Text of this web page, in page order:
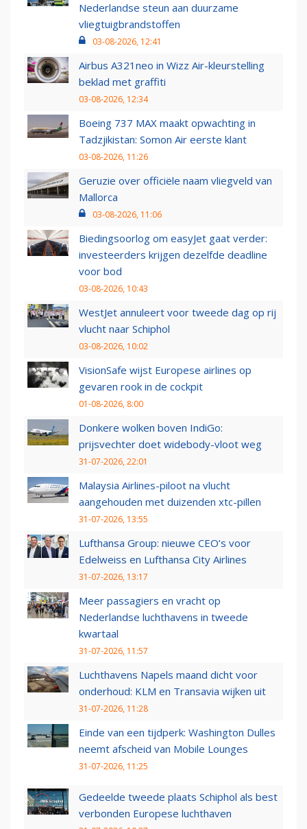
Nederlandse steun aan duurzame
vliegtuigbrandstoffen
03-08-2026, 12:41
Airbus A321neo in Wizz Air-kleurstelling
beklad met graffiti
03-08-2026, 12:34
Boeing 737 MAX maakt opwachting in
Tadzjikistan: Somon Air eerste klant
03-08-2026, 11:26
Geruzie over officiële naam vliegveld van
Mallorca
03-08-2026, 11:06
Biedingsoorlog om easyJet gaat verder:
investeerders krijgen dezelfde deadline
voor bod
03-08-2026, 10:43
WestJet annuleert voor tweede dag op rij
vlucht naar Schiphol
03-08-2026, 10:02
VisionSafe wijst Europese airlines op
gevaren rook in de cockpit
01-08-2026, 8:00
Donkere wolken boven IndiGo:
prijsvechter doet widebody-vloot weg
31-07-2026, 22:01
Malaysia Airlines-piloot na vlucht
aangehouden met duizenden xtc-pillen
31-07-2026, 13:55
Lufthansa Group: nieuwe CEO’s voor
Edelweiss en Lufthansa City Airlines
31-07-2026, 13:17
Meer passagiers en vracht op
Nederlandse luchthavens in tweede
kwartaal
31-07-2026, 11:57
Luchthavens Napels maand dicht voor
onderhoud: KLM en Transavia wijken uit
31-07-2026, 11:28
Einde van een tijdperk: Washington Dulles
neemt afscheid van Mobile Lounges
31-07-2026, 11:25
Gedeelde tweede plaats Schiphol als best
verbonden Europese luchthaven